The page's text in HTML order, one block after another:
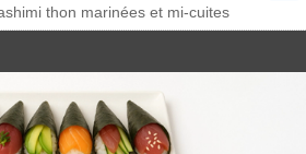
thon marinées et mi-cuites